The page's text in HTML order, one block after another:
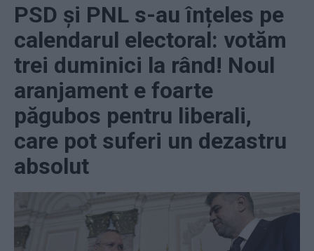
PSD și PNL s-au înțeles pe
calendarul electoral: votăm
trei duminici la rând! Noul
aranjament e foarte
păgubos pentru liberali,
care pot suferi un dezastru
absolut